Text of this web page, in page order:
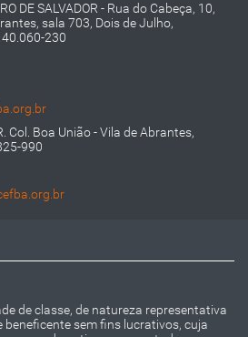
DE SALVADOR - Rua do Cabeça, 10,
sala 703, Dois de Julho,
230
Col. Boa União - Vila de Abrantes,
990
de classe, de natureza representativa
beneficente sem fins lucrativos, cuja